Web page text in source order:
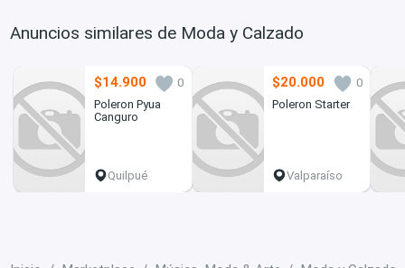
Anuncios similares de Moda y Calzado
$14.900
0
Poleron Pyua
Canguro
Quilpué
$20.000
0
Poleron Starter
Valparaíso